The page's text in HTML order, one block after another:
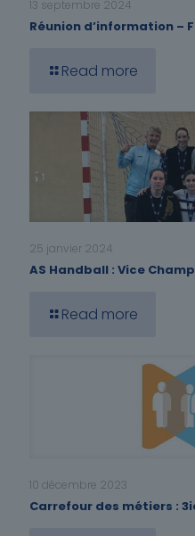
13 septembre 2024
Réunion d’information –
Read more
25 janvier 2024
AS Handball : Vice
Read more
10 décembre 2023
Carrefour des métiers :